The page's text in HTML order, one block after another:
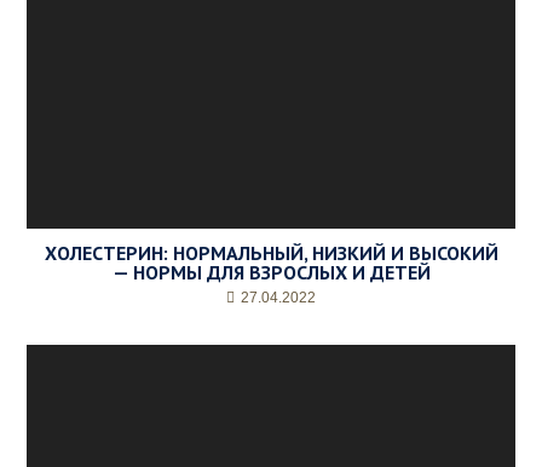
ХОЛЕСТЕРИН: НОРМАЛЬНЫЙ, НИЗКИЙ И ВЫСОКИЙ
— НОРМЫ ДЛЯ ВЗРОСЛЫХ И ДЕТЕЙ
27.04.2022